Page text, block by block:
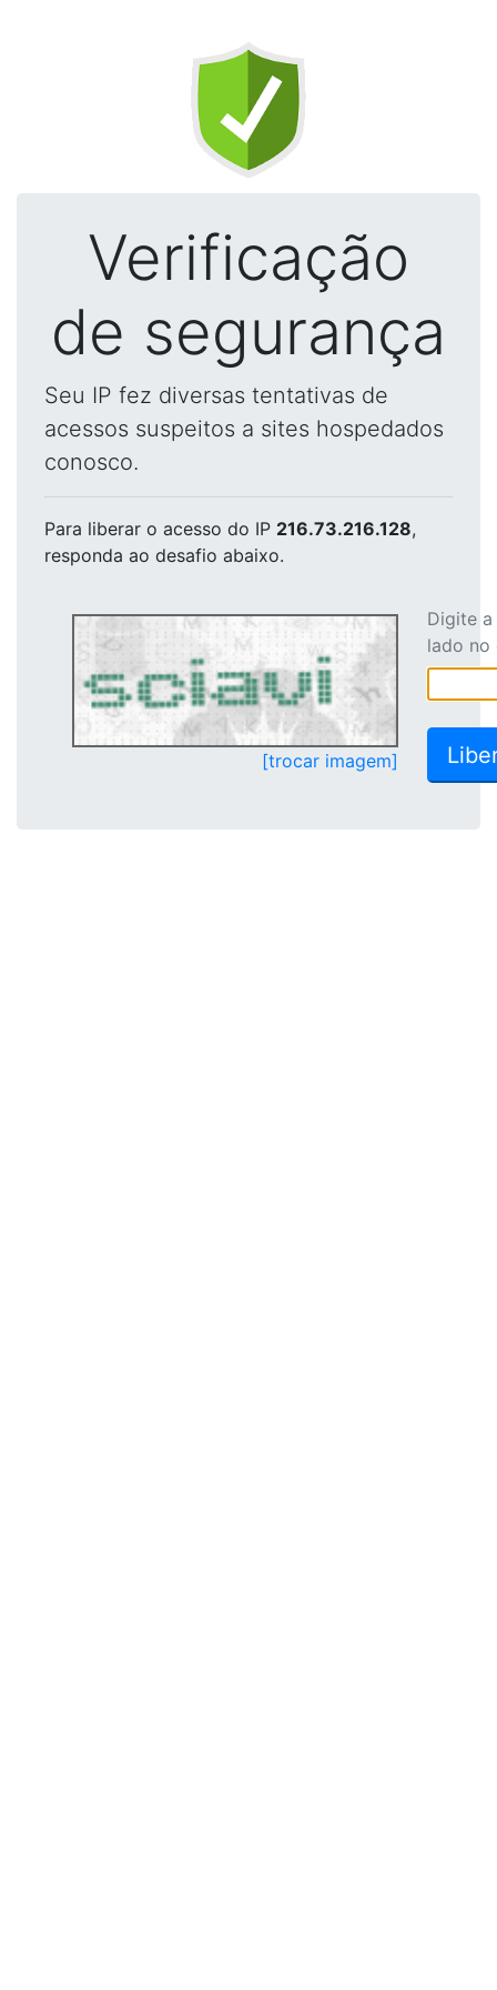
Verificação
de segurança
Seu IP fez diversas tentativas de
acessos suspeitos a sites hospedados
conosco.
Para liberar o acesso do IP 216.73.216.128,
responda ao desafio abaixo.
[trocar imagem]
Digite
lado no